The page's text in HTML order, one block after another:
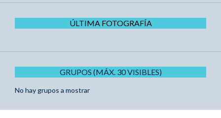
ÚLTIMA FOTOGRAFÍA
GRUPOS (MÁX. 30 VISIBLES)
No hay grupos a mostrar